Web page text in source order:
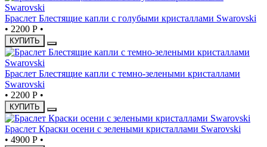
Браслет Блестящие капли с голубыми кристаллами Swarovski
• 2200 Р •
КУПИТЬ
Браслет Блестящие капли с темно-зелеными кристаллами
Swarovski
• 2200 Р •
КУПИТЬ
Браслет Краски осени с зелеными кристаллами Swarovski
• 4900 Р •